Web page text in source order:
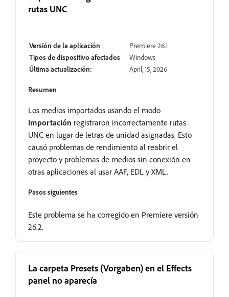
rutas UNC
Versión de la aplicación
Premiere 26.1
Tipos de dispositivo afectados
Windows
Última actualización:
April, 15, 2026
Resumen
Los medios importados usando el modo
Importación registraron incorrectamente rutas
UNC en lugar de letras de unidad asignadas. Esto
causó problemas de rendimiento al reabrir el
proyecto y problemas de medios sin conexión en
otras aplicaciones al usar AAF, EDL y XML.
Pasos siguientes
Este problema se ha corregido en Premiere versión
26.2.
La carpeta Presets (Vorgaben) en el Effects
panel no aparecía